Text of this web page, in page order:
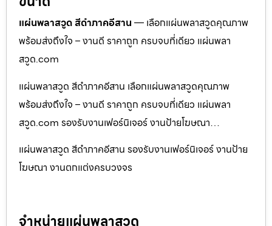
แผ่นพลาสวูด สีดำภาคอีสาน — เลือกแผ่นพลาสวูดคุณภาพ
พร้อมส่งถึงใจ – งานดี ราคาถูก ครบจบที่เดียว แผ่นพลา
สวูด.com
แผ่นพลาสวูด สีดำภาคอีสาน เลือกแผ่นพลาสวูดคุณภาพ
พร้อมส่งถึงใจ – งานดี ราคาถูก ครบจบที่เดียว แผ่นพลา
สวูด.com รองรับงานเฟอร์นิเจอร์ งานป้ายโฆษณา…
แผ่นพลาสวูด สีดำภาคอีสาน รองรับงานเฟอร์นิเจอร์ งานป้าย
โฆษณา งานตกแต่งครบวงจร
จำหน่ายแผ่นพลาสวูด